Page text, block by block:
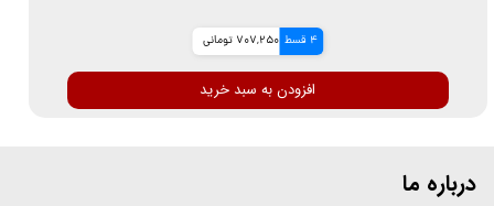
4 قسط 707,250 تومانی
افزودن به سبد خرید
درباره ما